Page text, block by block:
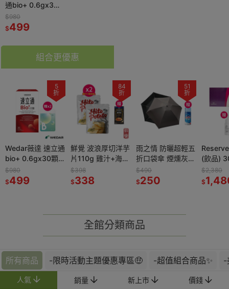
通bio+ 0.6gx30
顆*1【贈】KHDr.
日舒萃然B膠囊
$980
$499
組合更優惠
5
折
Wedar薇達 速立通
bio+ 0.6gx30顆
*1【贈】KHDr.日
舒萃然B膠囊
$980
$499
84
折
鮮覺 波浪厚切洋芋
片110g 雞汁+海苔
各1【贈】HEINZ
亨氏 龍蝦濃湯
$398
$338
51
折
雨之情 防曬超輕五
折口袋傘 煙燻灰
*1【贈】Mr.Pro羅
布先生 超微米清潔
$490
$250
(飲品)
*1效期
外泌體
$2,380
$
全館分類商品
所有商品 -限時活動主題優惠專區🤑 -超值組合商品✨ -
人氣 銷量 新上市 價錢